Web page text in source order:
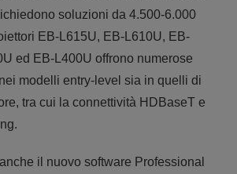
soluzioni da 4.500-6.000
EB-L615U, EB-L610U, EB-
ed EB-L400U offrono numerose
modelli entry-level sia in quelli di
tra cui la connettività HDBaseT e
il nuovo software Professional